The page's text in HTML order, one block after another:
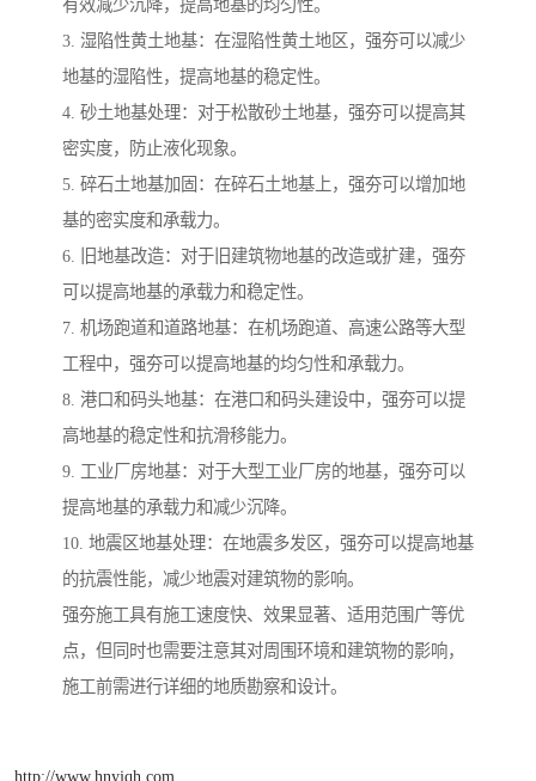
有效减少沉降，提高地基的均匀性。
3. 湿陷性黄土地基：在湿陷性黄土地区，强夯可以减少
地基的湿陷性，提高地基的稳定性。
4. 砂土地基处理：对于松散砂土地基，强夯可以提高其
密实度，防止液化现象。
5. 碎石土地基加固：在碎石土地基上，强夯可以增加地
基的密实度和承载力。
6. 旧地基改造：对于旧建筑物地基的改造或扩建，强夯
可以提高地基的承载力和稳定性。
7. 机场跑道和道路地基：在机场跑道、高速公路等大型
工程中，强夯可以提高地基的均匀性和承载力。
8. 港口和码头地基：在港口和码头建设中，强夯可以提
高地基的稳定性和抗滑移能力。
9. 工业厂房地基：对于大型工业厂房的地基，强夯可以
提高地基的承载力和减少沉降。
10. 地震区地基处理：在地震多发区，强夯可以提高地基
的抗震性能，减少地震对建筑物的影响。
强夯施工具有施工速度快、效果显著、适用范围广等优
点，但同时也需要注意其对周围环境和建筑物的影响，
施工前需进行详细的地质勘察和设计。
http://www.hnyjqh.com